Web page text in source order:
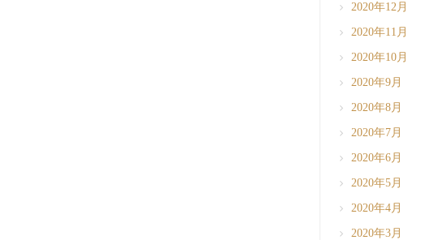
2020年12月
2020年11月
2020年10月
2020年9月
2020年8月
2020年7月
2020年6月
2020年5月
2020年4月
2020年3月